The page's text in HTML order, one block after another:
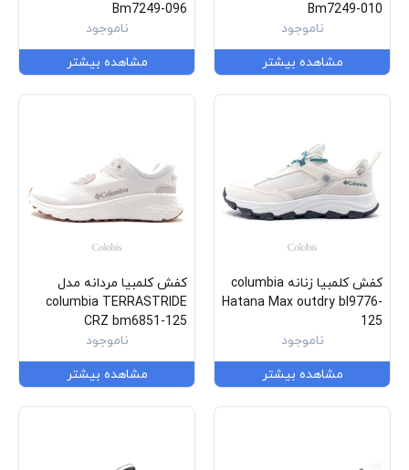
Bm7249-010
ناموجود
مشاهده بیشتر
Bm7249-096
ناموجود
مشاهده بیشتر
کفش کلمبیا زنانه columbia
Hatana Max outdry bl9776-
125
ناموجود
مشاهده بیشتر
کفش کلمبیا مردانه مدل
columbia TERRASTRIDE
CRZ bm6851-125
ناموجود
مشاهده بیشتر